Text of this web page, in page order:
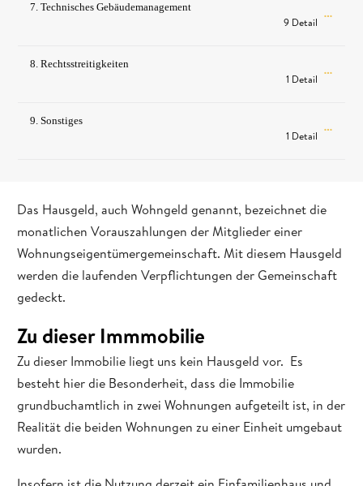
Das Hausgeld, auch Wohngeld genannt, bezeichnet die
monatlichen Vorauszahlungen der Mitglieder einer
Wohnungseigentümergemeinschaft. Mit diesem Hausgeld
werden die laufenden Verpflichtungen der Gemeinschaft
gedeckt.
Zu dieser Immmobilie
Zu dieser Immobilie liegt uns kein Hausgeld vor. Es
besteht hier die Besonderheit, dass die Immobilie
grundbuchamtlich in zwei Wohnungen aufgeteilt ist, in der
Realität die beiden Wohnungen zu einer Einheit umgebaut
wurden.
7. Technisches Gebäudemanagement
9 Detail
8. Rechtsstreitigkeiten
1 Detail
9. Sonstiges
1 Detail